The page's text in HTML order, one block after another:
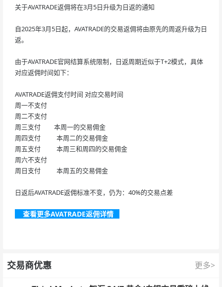
关于AVATRADE返佣将在3月5日升级为日返的通知
自2025年3月5日起，AVATRADE的交易返佣将由原先的周返升级为日
返。
由于AVATRADE官网结算系统限制，日返周期近似于T+2模式，具体
对应返佣时间如下：
AVATRADE返佣支付时间 对应交易时间
周一不支付
周二不支付
周三支付
本周一的交易佣金
周四支付
本周二的交易佣金
周五支付
本周三和周四的交易佣金
周六不支付
周日支付
本周五的交易佣金
日返后AVATRADE返佣标准不变，仍为：40%的交易点差
查看更多AVATRADE返佣详情
交易商优惠 更多>